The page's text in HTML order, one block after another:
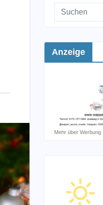
Anzeige
Mehr über Werbung